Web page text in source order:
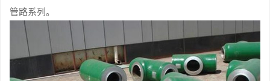
管路系列。